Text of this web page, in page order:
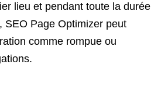
lieu et pendant toute la durée
SEO Page Optimizer peut
comme rompue ou